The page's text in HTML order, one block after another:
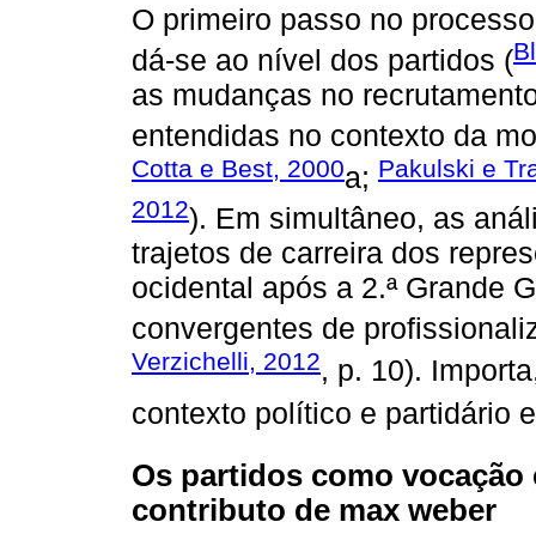
O primeiro passo no
dá-se ao nível dos partidos (
as mudanças no
entendidas no contexto da
Cotta e Best, 2000a; Pakulski e
2012). Em simultâneo, as
trajetos de carreira dos
ocidental após a 2.ª Grande
convergentes de
Verzichelli, 2012, p. 10).
contexto político e partidário
Os partidos como
contributo de max weber